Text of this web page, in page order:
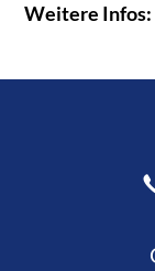
Weitere Infos: